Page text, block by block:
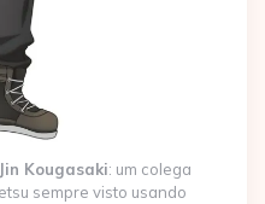
Kougasaki: um colega
sempre visto usando